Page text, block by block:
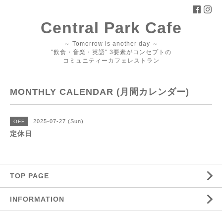
Central Park Cafe
～ Tomorrow is another day ～
"飲食・音楽・英語" 3要素がコンセプトの
コミュニティーカフェレストラン
MONTHLY CALENDAR (月間カレンダー)
OFF 2025-07-27 (Sun)
定休日
TOP PAGE
INFORMATION